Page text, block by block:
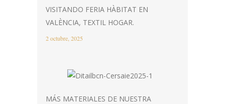
VISITANDO FERIA HÀBITAT EN
VALÈNCIA, TEXTIL HOGAR.
2 octubre, 2025
MÁS MATERIALES DE NUESTRA